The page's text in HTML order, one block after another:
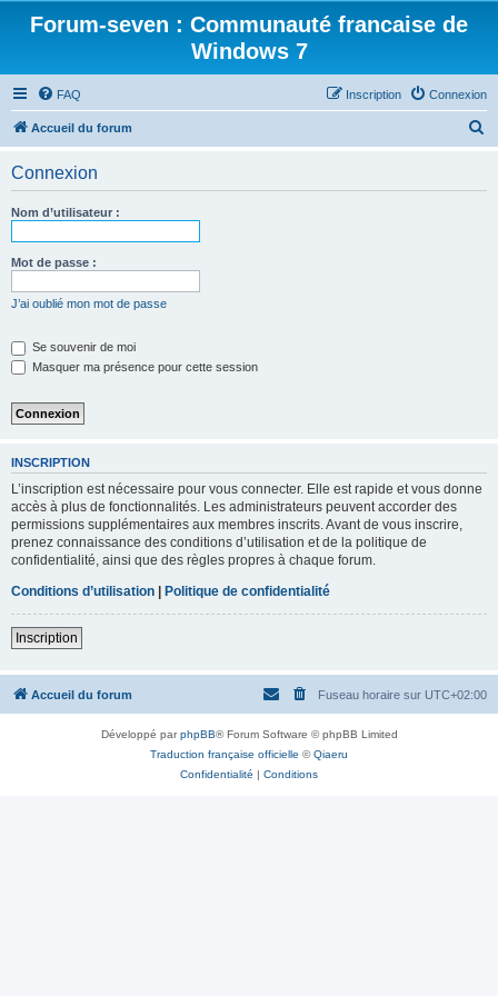
Forum-seven : Communauté francaise de
Windows 7
FAQ Connexion
Inscription
Accueil du forum
Connexion
Nom d’utilisateur :
Mot de passe :
J’ai oublié mon mot de passe
Se souvenir de moi
Masquer ma présence pour cette session
INSCRIPTION
L’inscription est nécessaire pour vous connecter. Elle est rapide et vous donne
accès à plus de fonctionnalités. Les administrateurs peuvent accorder des
permissions supplémentaires aux membres inscrits. Avant de vous inscrire,
prenez connaissance des conditions d’utilisation et de la politique de
confidentialité, ainsi que des règles propres à chaque forum.
Conditions d’utilisation | Politique de confidentialité
Inscription
Accueil du forum Fuseau horaire sur UTC+02:00
Développé parphpBB® Forum Software © phpBB Limited
Traduction française officielle ©Qiaeru
Confidentialité | Conditions